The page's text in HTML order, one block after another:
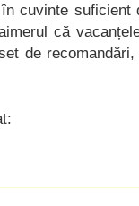
cuvinte suficient
că
de